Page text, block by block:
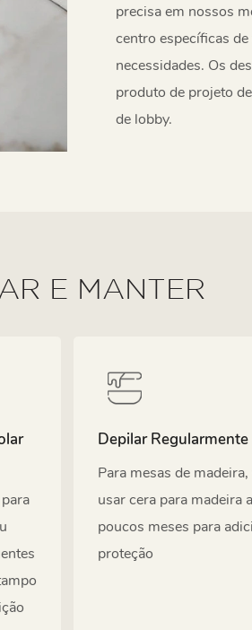
precisa em nossos
centro específicas
necessidades. Os
produto de projeto
de lobby.
E MANTER
Depilar Regularmente
Para mesas de
usar cera para madeira
poucos meses para
proteção